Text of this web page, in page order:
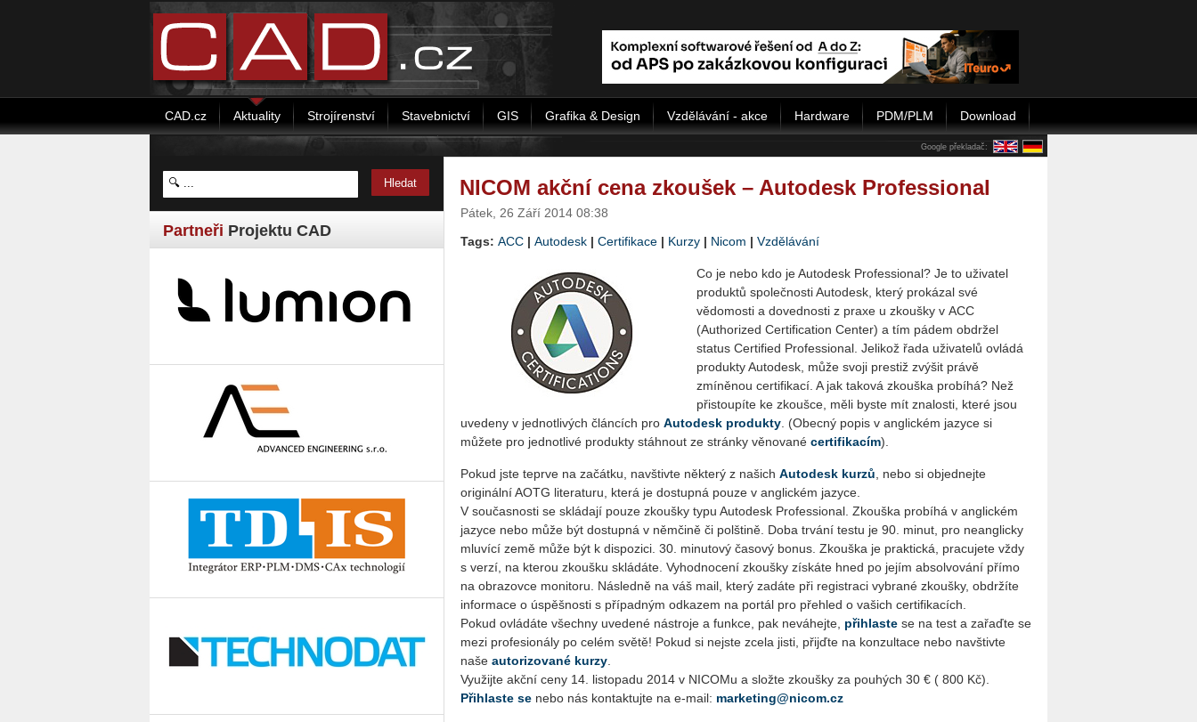
CAD.cz Aktuality Strojírenství Stavebnictví GIS Grafika & Design Vzdělávání - akce Hardware PDM/PLM Download
Google překladač:
Partneři Projektu CAD
NICOM akční cena zkoušek – Autodesk Professional
Pátek, 26 Září 2014 08:38
Tags: ACC | Autodesk | Certifikace | Kurzy | Nicom | Vzdělávání
Co je nebo kdo je Autodesk Professional? Je to uživatel
produktů společnosti Autodesk, který prokázal své
vědomosti a dovednosti z praxe u zkoušky v ACC
(Authorized Certification Center) a tím pádem obdržel
status Certified Professional. Jelikož řada uživatelů ovládá
produkty Autodesk, může svoji prestiž zvýšit právě
zmíněnou certifikací. A jak taková zkouška probíhá? Než
přistoupíte ke zkoušce, měli byste mít znalosti, které jsou
uvedeny v jednotlivých článcích pro Autodesk produkty . (Obecný popis v anglickém jazyce si
můžete pro jednotlivé produkty stáhnout ze stránky věnované certifikacím).
Pokud jste teprve na začátku, navštivte některý z našich Autodesk kurzů , nebo si objednejte
originální AOTG literaturu, která je dostupná pouze v anglickém jazyce.
V současnosti se skládají pouze zkoušky typu Autodesk Professional. Zkouška probíhá v anglickém
jazyce nebo může být dostupná v němčině či polštině. Doba trvání testu je 90. minut, pro neanglicky
mluvící země může být k dispozici. 30. minutový časový bonus. Zkouška je praktická, pracujete vždy
s verzí, na kterou zkoušku skládáte. Vyhodnocení zkoušky získáte hned po jejím absolvování přímo
na obrazovce monitoru. Následně na váš mail, který zadáte při registraci vybrané zkoušky, obdržíte
informace o úspěšnosti s případným odkazem na portál pro přehled o vašich certifikacích.
Pokud ovládáte všechny uvedené nástroje a funkce, pak neváhejte, přihlaste se na test a zařaďte se
mezi profesionály po celém světě! Pokud si nejste zcela jisti, přijďte na konzultace nebo navštivte
naše autorizované kurzy
Využijte akční ceny 14. listopadu 2014 v NICOMu a složte zkoušky za pouhých 30 € ( 800 Kč).
Přihlaste se nebo nás kontaktujte na e-mail: marketing@nicom.cz